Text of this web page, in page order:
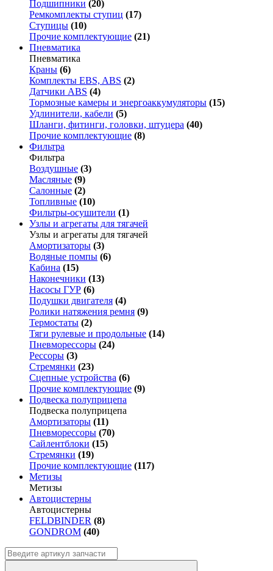
Подшипники (20)
Ремкомплекты ступиц (17)
Ступицы (10)
Прочие комплектующие (21)
Пневматика
Пневматика
Краны (6)
Комплекты EBS, ABS (2)
Датчики ABS (4)
Тормозные камеры и энергоаккумуляторы (15)
Удлинители, кабели (5)
Шланги, фитинги, головки, штуцера (40)
Прочие комплектующие (8)
Фильтра
Фильтра
Воздушные (3)
Масляные (9)
Салонные (2)
Топливные (10)
Фильтры-осушители (1)
Узлы и агрегаты для тягачей
Узлы и агрегаты для тягачей
Амортизаторы (3)
Водяные помпы (6)
Кабина (15)
Наконечники (13)
Насосы ГУР (6)
Подушки двигателя (4)
Ролики натяжения ремня (9)
Термостаты (2)
Тяги рулевые и продольные (14)
Пневморессоры (24)
Рессоры (3)
Стремянки (23)
Сцепные устройства (6)
Прочие комплектующие (9)
Подвеска полуприцепа
Подвеска полуприцепа
Амортизаторы (11)
Пневморессоры (70)
Сайлентблоки (15)
Стремянки (19)
Прочие комплектующие (117)
Метизы
Метизы
Автоцистерны
Автоцистерны
FELDBINDER (8)
GONDROM (40)